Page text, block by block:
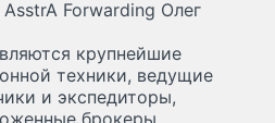
Forwarding Олег
крупнейшие
техники, ведущие
и экспедиторы,